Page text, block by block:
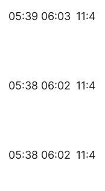
05:39 06:03 11:47
05:38 06:02 11:47
05:38 06:02 11:46